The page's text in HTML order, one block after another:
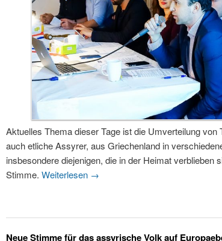
Aktuelles Thema dieser Tage ist die Umverteilung
auch etliche Assyrer, aus Griechenland in
insbesondere diejenigen, die in der Heimat verblieben
Stimme. Weiterlesen →
Neue Stimme für das assyrische Volk auf